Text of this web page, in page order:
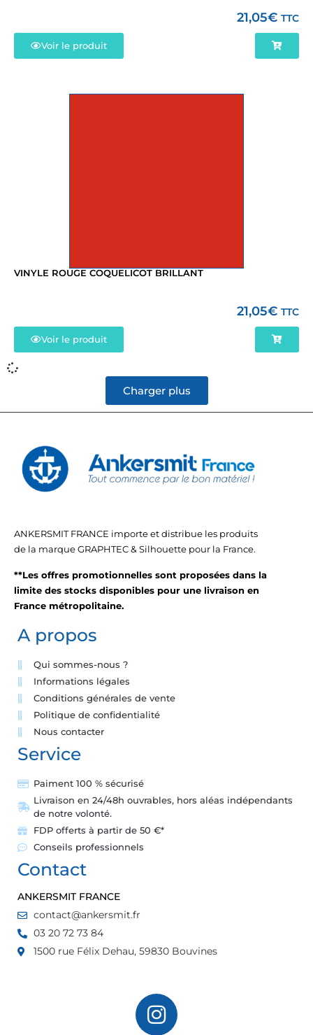
21,05€ TTC
Voir le produit
VINYLE ROUGE COQUELICOT BRILLANT
21,05€ TTC
Voir le produit
Charger plus
ANKERSMIT FRANCE importe et distribue les produits
de la marque GRAPHTEC & Silhouette pour la France.
**Les offres promotionnelles sont proposées dans la
limite des stocks disponibles pour une livraison en
France métropolitaine.
A propos
Qui sommes-nous ?
Informations légales
Conditions générales de vente
Politique de confidentialité
Nous contacter
Service
Paiment 100 % sécurisé
Livraison en 24/48h ouvrables, hors aléas indépendants
de notre volonté.
FDP offerts à partir de 50 €*
Conseils professionnels
Contact
ANKERSMIT FRANCE
contact@ankersmit.fr
03 20 72 73 84
1500 rue Félix Dehau, 59830 Bouvines